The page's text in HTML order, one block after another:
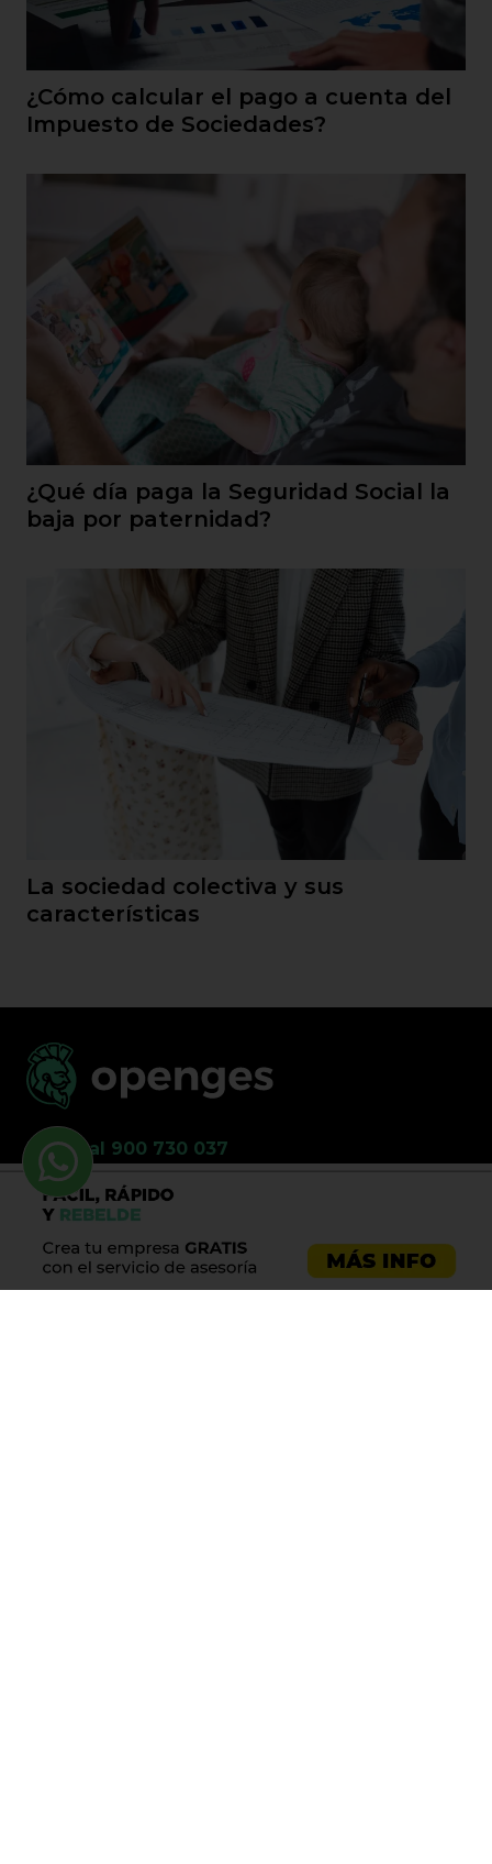
¿Cómo calcular el pago a cuenta del
Impuesto de Sociedades?
¿Qué día paga la Seguridad Social la
baja por paternidad?
La sociedad colectiva y sus
características
Llama al 900 730 037
Asesoría emprendedores
Asesoría empresas